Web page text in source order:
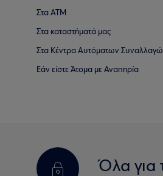
Στα ΑΤΜ
Στα καταστήματά μας
Στα Κέντρα Αυτόματων
Εάν είστε Άτομα με Αναπηρία
Όλα για